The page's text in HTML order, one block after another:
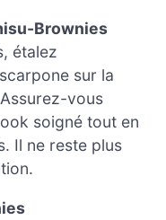
Brownies
étalez
sur la
Assurez-vous
soigné tout en
Il ne reste plus